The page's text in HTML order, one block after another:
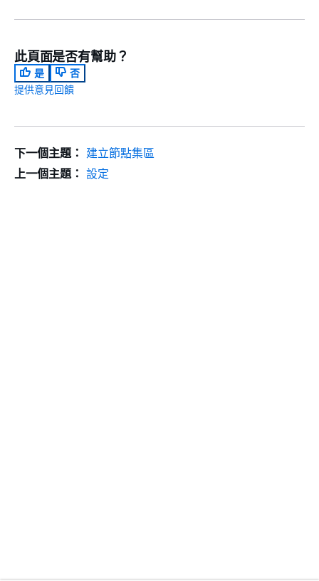
此頁面是否有幫助？
是
否
提供意見回饋
下一個主題： 建立節點集區
上一個主題： 設定